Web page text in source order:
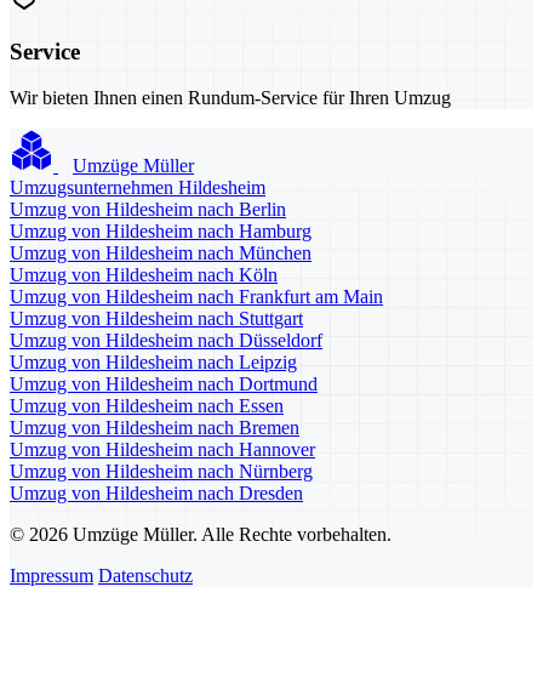
Service
Wir bieten Ihnen einen Rundum-Service für Ihren Umzug
Umzüge Müller
Umzugsunternehmen Hildesheim
Umzug von Hildesheim nach Berlin
Umzug von Hildesheim nach Hamburg
Umzug von Hildesheim nach München
Umzug von Hildesheim nach Köln
Umzug von Hildesheim nach Frankfurt am Main
Umzug von Hildesheim nach Stuttgart
Umzug von Hildesheim nach Düsseldorf
Umzug von Hildesheim nach Leipzig
Umzug von Hildesheim nach Dortmund
Umzug von Hildesheim nach Essen
Umzug von Hildesheim nach Bremen
Umzug von Hildesheim nach Hannover
Umzug von Hildesheim nach Nürnberg
Umzug von Hildesheim nach Dresden
© 2026 Umzüge Müller. Alle Rechte vorbehalten.
Impressum Datenschutz